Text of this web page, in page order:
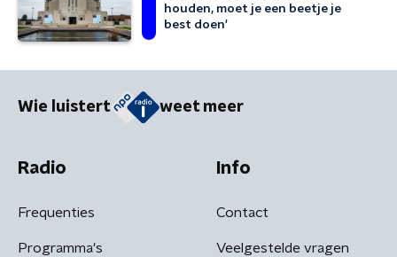
houden, moet je een beetje je
best doen'
Wie luistert weet meer
Radio
Frequenties
Programma's
Info
Contact
Veelgestelde vragen